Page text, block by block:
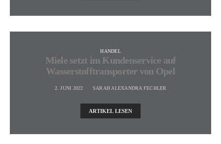
HANDEL
Miele setzt im Kundenservice auf
Wasserstofftransporter von Opel
2. JUNI 2022 SARAH ALEXANDRA FECHLER
ARTIKEL LESEN